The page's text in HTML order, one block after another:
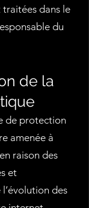
dans le
du
de la
de protection
amenée à
raison des
et
des